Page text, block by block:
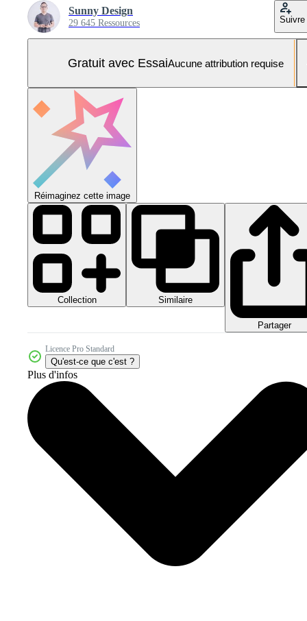
Sunny Design
29 645 Ressources Suivre
Gratuit avec EssaiAucune attribution requise
Réimaginez cette image
Collection Similaire
Partager
Licence Pro Standard
Qu'est-ce que c'est ?
Plus d'infos